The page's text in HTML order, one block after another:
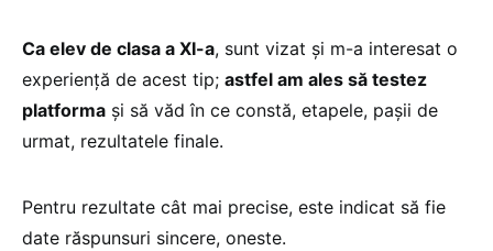
Ca elev de clasa a XI-a, sunt vizat și m-a interesat o
experiență de acest tip; astfel am ales să testez
platforma și să văd în ce constă, etapele, pașii de
urmat, rezultatele finale.
Pentru rezultate cât mai precise, este indicat să fie
date răspunsuri sincere, oneste.